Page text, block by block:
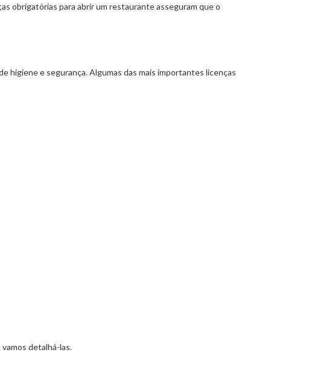
obrigatórias para abrir um restaurante asseguram que o
higiene e segurança. Algumas das mais importantes licenças
detalhá-las.